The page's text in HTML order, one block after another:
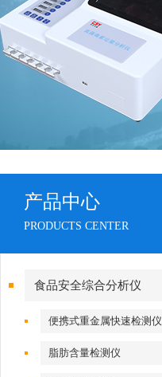
产品中心
PRODUCTS CENTER
食品安全综合分析仪
便携式重金属快速检测仪
脂肪含量检测仪